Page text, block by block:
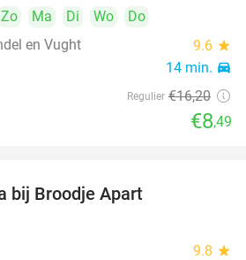
Zo Ma Di Wo
Do
en Vught
9.6 star
14 min. directions_car
Regulier €16,20
€8,49
bij Broodje Apart
9.8 star